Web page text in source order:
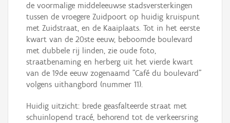
de voormalige middeleeuwse stadsversterkingen
tussen de vroegere Zuidpoort op huidig kruispunt
met Zuidstraat, en de Kaaiplaats. Tot in het eerste
kwart van de 20ste eeuw, beboomde boulevard
met dubbele rij linden, zie oude foto,
straatbenaming en herberg uit het vierde kwart
van de 19de eeuw zogenaamd "Café du boulevard"
volgens uithangbord (nummer 11).
Huidig uitzicht: brede geasfalteerde straat met
schuinlopend tracé, behorend tot de verkeersring